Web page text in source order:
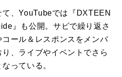
て、YouTubeでは『 DXTEEN
』も公開。サビで繰り返さ
ール＆レスポンスをメンバ
、ライブやイベントでさら
っている。